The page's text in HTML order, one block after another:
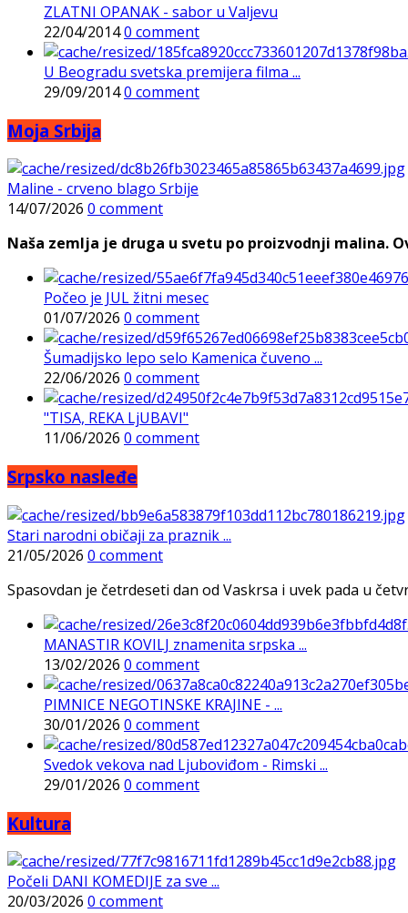
ZLATNI OPANAK - sabor u Valjevu
22/04/20140 comment
U Beogradu svetska premijera filma ...
29/09/20140 comment
Moja Srbija
Maline - crveno blago Srbije
14/07/2026 0 comment
Naša zemlja je druga u svetu po proizvodnji malina.
Počeo je JUL žitni mesec
01/07/2026 0 comment
Šumadijsko lepo selo Kamenica čuveno ...
22/06/2026 0 comment
"TISA, REKA LjUBAVI"
11/06/2026 0 comment
Srpsko nasleđe
Stari narodni običaji za praznik ...
21/05/2026 0 comment
Spasovdan je četrdeseti dan od Vaskrsa i uvek pada u
MANASTIR KOVILJ znamenita srpska ...
13/02/2026 0 comment
PIMNICE NEGOTINSKE KRAJINE - ...
30/01/2026 0 comment
Svedok vekova nad Ljuboviđom - Rimski ...
29/01/2026 0 comment
Kultura
Počeli DANI KOMEDIJE za sve ...
20/03/2026 0 comment